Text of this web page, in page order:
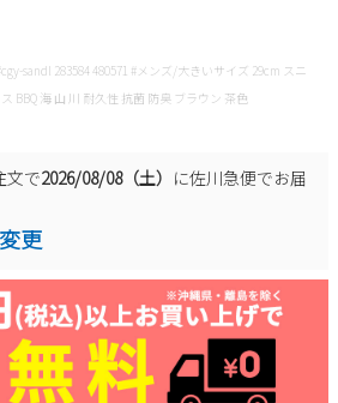
sandl 283584 480571 #メンズ/大きいサイズ 29cm スニ
BBQ 海 山 川 耐久性 抗菌 防臭 ブラウン 茶色
文で2026/08/08（土） に佐川急便でお届
更